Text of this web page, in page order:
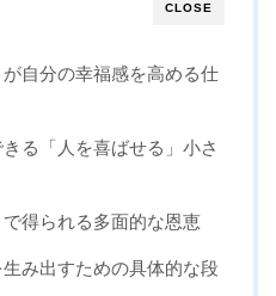
CLOSE
自分の幸福感を高める仕
る「人を喜ばせる」小さ
得られる多面的な恩恵
み出すための具体的な段